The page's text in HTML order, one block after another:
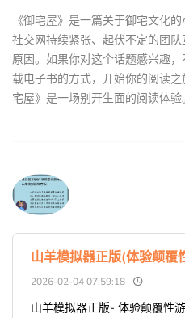
《御宅屋》是一篇关于御宅文化
社交网持续紧张、起伏不定的团
原因。如果你对这个话题感兴趣
载电子书的方式，开始你的阅读
宅屋》是一场别开生面的阅读体验。
山羊模拟器正版(体验颠
2026-02-04 07:59:18
山羊模拟器正版- 体验颠覆性